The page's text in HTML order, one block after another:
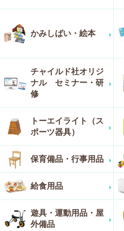
かみしばい・絵本
チャイルド社オリジ
ナル セミナー・研
修
トーエイライト（ス
ポーツ器具）
保育備品・行事用品
給食用品
遊具・運動用品・屋
外備品